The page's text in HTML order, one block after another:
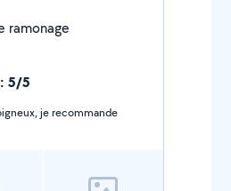
ramonage
5/5
je recommande